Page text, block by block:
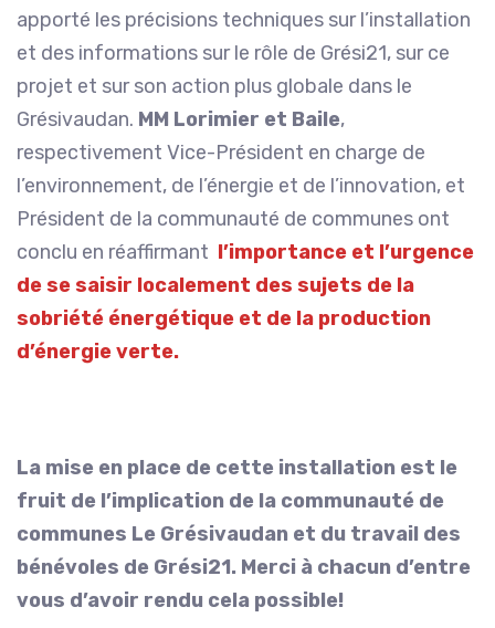
apporté les précisions techniques sur l’installation
et des informations sur le rôle de Grési21, sur ce
projet et sur son action plus globale dans le
Grésivaudan. MM Lorimier et Baile,
respectivement Vice-Président en charge de
l’environnement, de l’énergie et de l’innovation, et
Président de la communauté de communes ont
conclu en réaffirmant l’importance et l’urgence
de se saisir localement des sujets de la
sobriété énergétique et de la production
d’énergie verte.
La mise en place de cette installation est le
fruit de l’implication de la communauté de
communes Le Grésivaudan et du travail des
bénévoles de Grési21. Merci à chacun d’entre
vous d’avoir rendu cela possible!